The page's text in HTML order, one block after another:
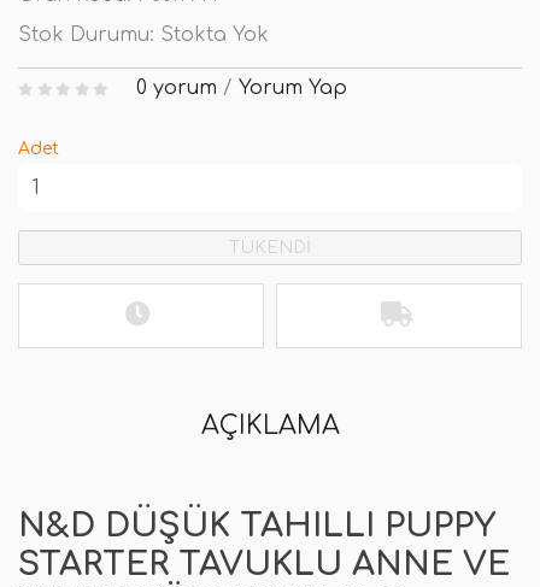
Stok Durumu: Stokta Yok
0 yorum / Yorum Yap
Adet
TÜKENDİ
AÇIKLAMA
N&D DÜŞÜK TAHILLI PUPPY
STARTER TAVUKLU ANNE VE